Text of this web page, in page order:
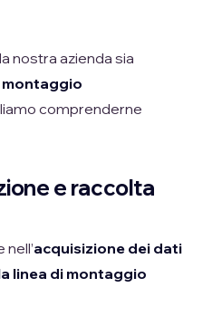
nostra azienda sia
montaggio
comprenderne
e raccolta
acquisizione dei dati
linea di montaggio